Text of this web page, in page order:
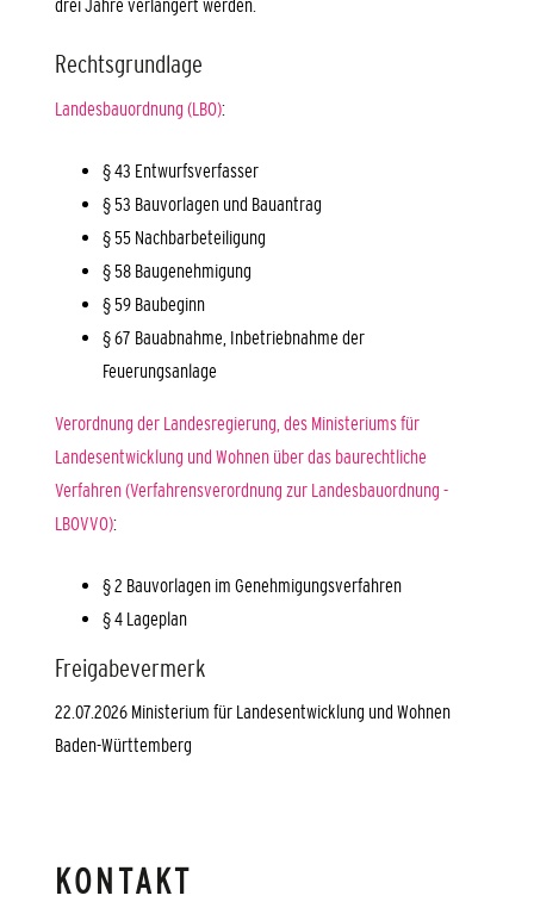
drei Jahre verlängert werden.
Rechtsgrundlage
Landesbauordnung (LBO):
§ 43 Entwurfsverfasser
§ 53 Bauvorlagen und Bauantrag
§ 55 Nachbarbeteiligung
§ 58 Baugenehmigung
§ 59 Baubeginn
§ 67 Bauabnahme, Inbetriebnahme der
Feuerungsanlage
Verordnung der Landesregierung, des Ministeriums für
Landesentwicklung und Wohnen über das baurechtliche
Verfahren (Verfahrensverordnung zur Landesbauordnung -
LBOVVO):
§ 2 Bauvorlagen im Genehmigungsverfahren
§ 4 Lageplan
Freigabevermerk
22.07.2026 Ministerium für Landesentwicklung und Wohnen
Baden-Württemberg
KONTAKT